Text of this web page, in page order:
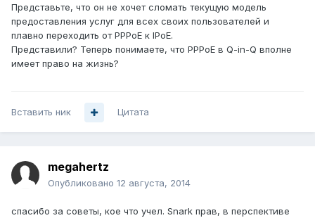
Представьте, что он не хочет сломать текущую модель
предоставления услуг для всех своих пользователей и
плавно переходить от РРРоЕ к IPoE.
Представили? Теперь понимаете, что РРРоЕ в Q-in-Q вполне
имеет право на жизнь?
Вставить ник Цитата
megahertz
Опубликовано 12 августа, 2014
спасибо за советы, кое что учел. Snark прав, в перспективе